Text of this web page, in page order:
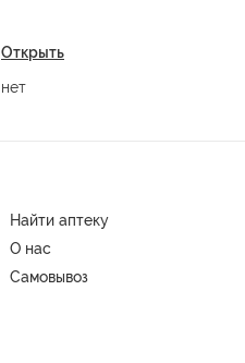
Открыть
нет
Найти аптеку
О нас
Самовывоз